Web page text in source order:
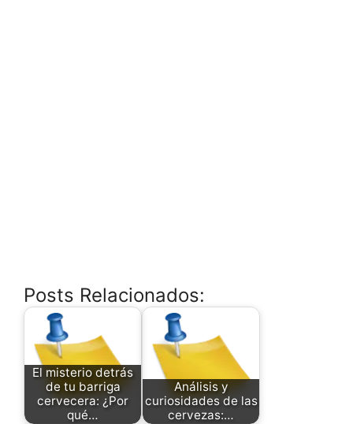
Posts Relacionados:
El misterio detrás
de tu barriga
cervecera: ¿Por
qué…
Análisis y
curiosidades de las
cervezas:…